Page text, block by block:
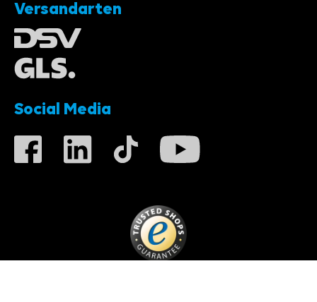
Versandarten
Social Media